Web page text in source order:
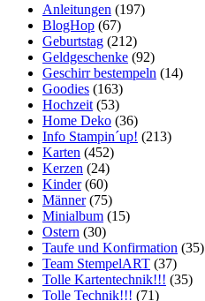
Anleitungen (197)
BlogHop (67)
Geburtstag (212)
Geldgeschenke (92)
Geschirr bestempeln (14)
Goodies (163)
Hochzeit (53)
Home Deko (36)
Info Stampin´up! (213)
Karten (452)
Kerzen (24)
Kinder(60)
Männer(75)
Minialbum (15)
Ostern (30)
Taufe und Konfirmation (35)
Team StempelART (37)
Tolle Kartentechnik!!! (35)
Tolle Technik!!! (71)